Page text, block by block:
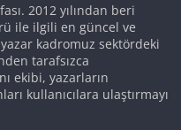
2012 yılından beri
ile ilgili en güncel ve
kadromuz sektördeki
tarafsızca
ekibi, yazarların
kullanıcılara ulaştırmayı